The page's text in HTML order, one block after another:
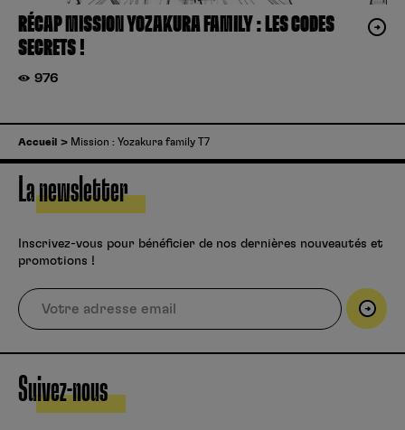
RÉCAP MISSION YOZAKURA FAMILY : LES CODES
SECRETS !
976
Accueil Mission : Yozakura family T7
La newsletter
Inscrivez-vous pour bénéficier de nos dernières nouveautés et
promotions !
Suivez-nous